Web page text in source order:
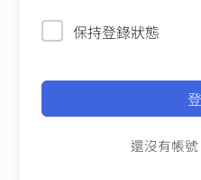
保持登錄狀態
還沒有帳號